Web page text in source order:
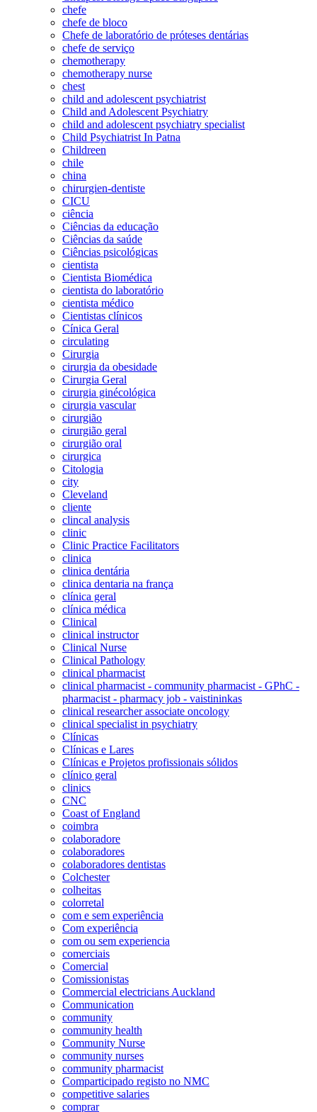
chefe
chefe de bloco
Chefe de laboratório de próteses dentárias
chefe de serviço
chemotherapy
chemotherapy nurse
chest
child and adolescent psychiatrist
Child and Adolescent Psychiatry
child and adolescent psychiatry specialist
Child Psychiatrist In Patna
Childreen
chile
china
chirurgien-dentiste
CICU
ciência
Ciências da educação
Ciências da saúde
Ciências psicológicas
cientista
Cientista Biomédica
cientista do laboratório
cientista médico
Cientistas clínicos
Cínica Geral
circulating
Cirurgia
cirurgia da obesidade
Cirurgia Geral
cirurgia ginécológica
cirurgia vascular
cirurgião
cirurgião geral
cirurgião oral
cirurgica
Citologia
city
Cleveland
cliente
clincal analysis
clinic
Clinic Practice Facilitators
clinica
clinica dentária
clinica dentaria na frança
clínica geral
clínica médica
Clinical
clinical instructor
Clinical Nurse
Clinical Pathology
clinical pharmacist
clinical pharmacist - community pharmacist - GPhC -
pharmacist - pharmacy job - vaistininkas
clinical researcher associate oncology
clinical specialist in psychiatry
Clínicas
Clínicas e Lares
Clínicas e Projetos profissionais sólidos
clínico geral
clinics
CNC
Coast of England
coimbra
colaboradore
colaboradores
colaboradores dentistas
Colchester
colheitas
colorretal
com e sem experiência
Com experiência
com ou sem experiencia
comerciais
Comercial
Comissionistas
Commercial electricians Auckland
Communication
community
community health
Community Nurse
community nurses
community pharmacist
Comparticipado registo no NMC
competitive salaries
comprar